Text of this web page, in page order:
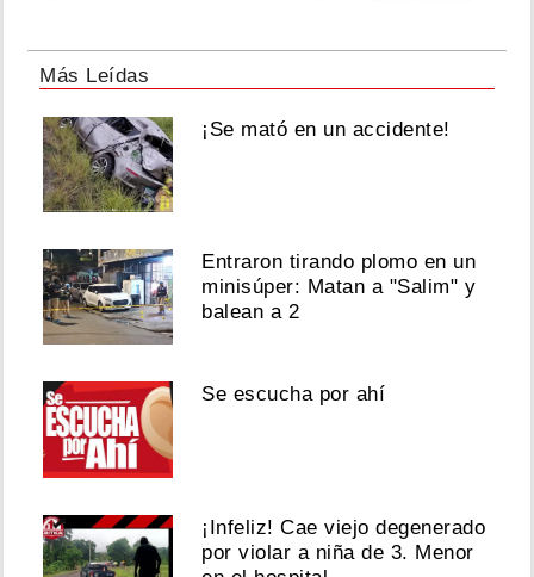
Más Leídas
¡Se mató en un accidente!
Entraron tirando plomo en un
minisúper: Matan a "Salim" y
balean a 2
Se escucha por ahí
¡Infeliz! Cae viejo degenerado
por violar a niña de 3. Menor